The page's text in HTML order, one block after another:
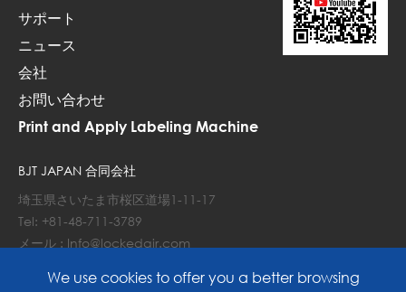
サポート
ニュース
会社
お問い合わせ
Print and Apply Labeling Machine
BJT JAPAN 合同会社
埼玉県さいたま市桜区道場1-11-17
Tel: +81-48-711-3789
メール : Info@lockedair.com
We use cookies to offer you a better browsing